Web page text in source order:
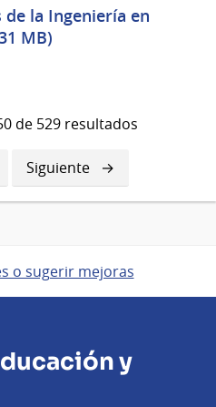
la Ingeniería en
MB)
de 529 resultados
Siguiente
página
Siguiente
o sugerir mejoras
y